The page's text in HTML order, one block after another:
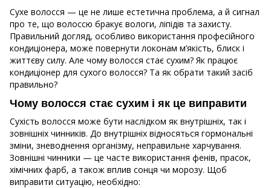
Сухе волосся — це не лише естетична проблема, а й сигнал
про те, що волоссю бракує вологи, ліпідів та захисту.
Правильний догляд, особливо використання професійного
кондиціонера, може повернути локонам м’якість, блиск і
життєву силу. Але чому волосся стає сухим? Як працює
кондиціонер для сухого волосся? Та як обрати такий засіб
правильно?
Чому волосся стає сухим і як це виправити
Сухість волосся може бути наслідком як внутрішніх, так і
зовнішніх чинників. До внутрішніх відносяться гормональні
зміни, зневоднення організму, неправильне харчування.
Зовнішні чинники — це часте використання фенів, прасок,
хімічних фарб, а також вплив сонця чи морозу. Щоб
виправити ситуацію, необхідно: